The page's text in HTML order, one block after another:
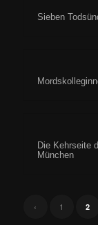
Sieben
Die Kehrseite
München
‹ 1 2